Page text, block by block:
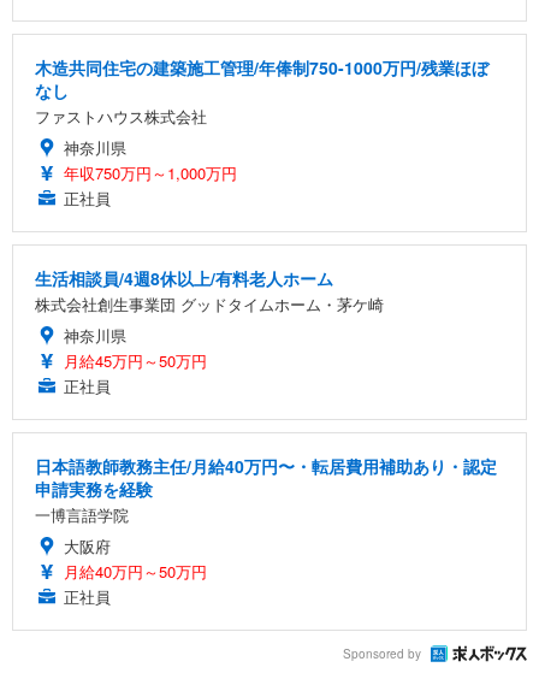
木造共同住宅の建築施工管理/年俸制750-1000万円/残業ほぼ
なし
ファストハウス株式会社
神奈川県
年収750万円～1,000万円
正社員
生活相談員/4週8休以上/有料老人ホーム
株式会社創生事業団 グッドタイムホーム・茅ケ崎
神奈川県
月給45万円～50万円
正社員
日本語教師教務主任/月給40万円〜・転居費用補助あり・認定
申請実務を経験
一博言語学院
大阪府
月給40万円～50万円
正社員
Sponsored by